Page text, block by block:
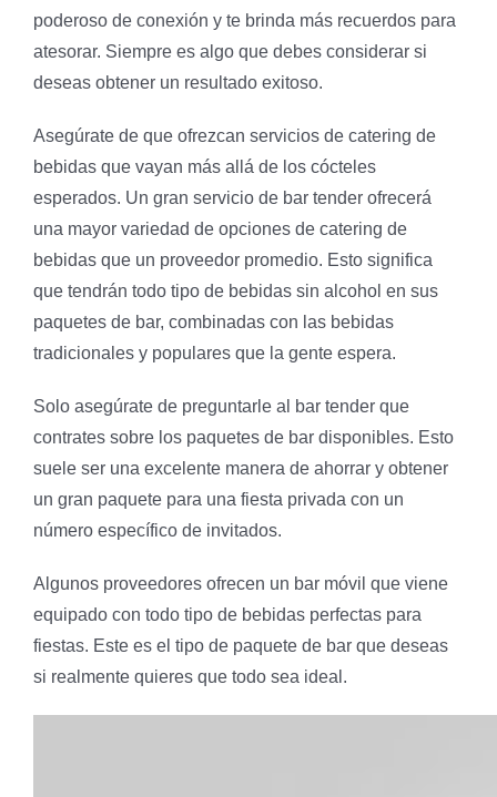
poderoso de conexión y te brinda más recuerdos para
atesorar. Siempre es algo que debes considerar si
deseas obtener un resultado exitoso.
Asegúrate de que ofrezcan servicios de catering de
bebidas que vayan más allá de los cócteles
esperados. Un gran servicio de bar tender ofrecerá
una mayor variedad de opciones de catering de
bebidas que un proveedor promedio. Esto significa
que tendrán todo tipo de bebidas sin alcohol en sus
paquetes de bar, combinadas con las bebidas
tradicionales y populares que la gente espera.
Solo asegúrate de preguntarle al bar tender que
contrates sobre los paquetes de bar disponibles. Esto
suele ser una excelente manera de ahorrar y obtener
un gran paquete para una fiesta privada con un
número específico de invitados.
Algunos proveedores ofrecen un bar móvil que viene
equipado con todo tipo de bebidas perfectas para
fiestas. Este es el tipo de paquete de bar que deseas
si realmente quieres que todo sea ideal.